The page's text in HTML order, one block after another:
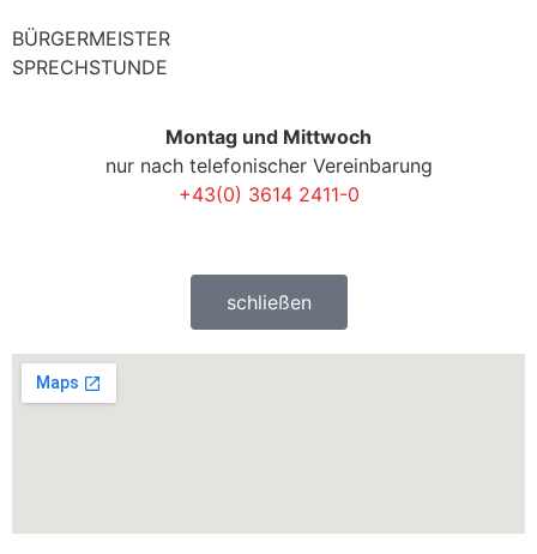
BÜRGERMEISTER
SPRECHSTUNDE
Montag und Mittwoch
nur nach telefonischer Vereinbarung
+43(0) 3614 2411-0
schließen